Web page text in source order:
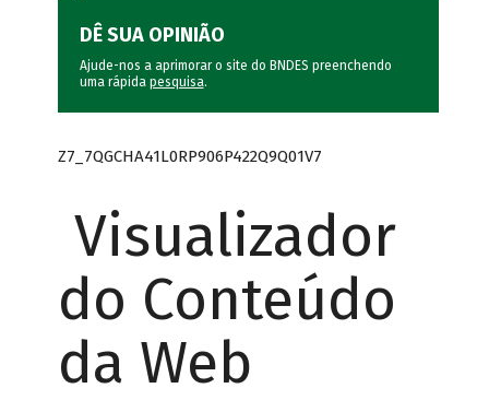
DÊ SUA OPINIÃO
Ajude-nos a aprimorar o site do BNDES preenchendo
uma rápida pesquisa.
Z7_7QGCHA41L0RP906P422Q9Q01V7
Visualizador
do Conteúdo
da Web